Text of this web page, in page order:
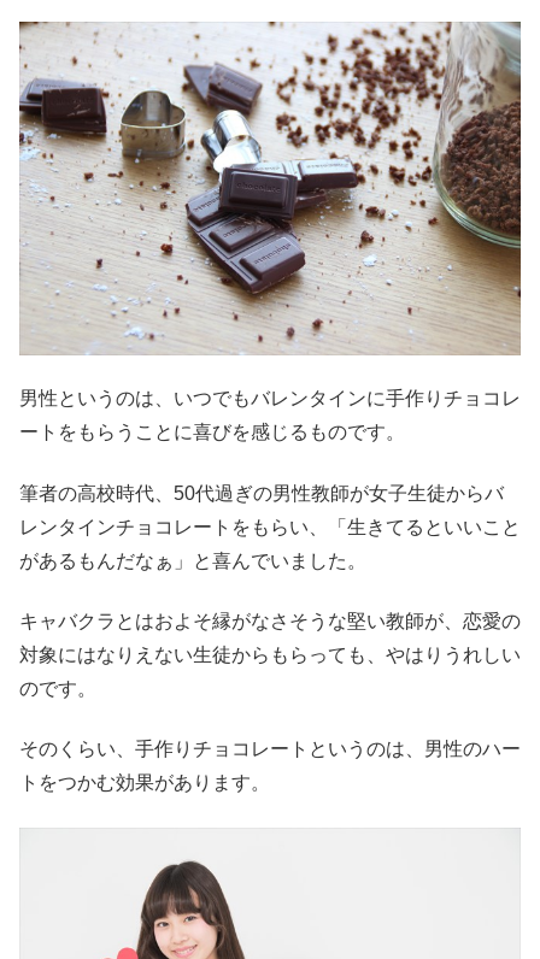
男性というのは、いつでもバレンタインに手作りチョコレ
ートをもらうことに喜びを感じるものです。
筆者の高校時代、50代過ぎの男性教師が女子生徒からバ
レンタインチョコレートをもらい、「生きてるといいこと
があるもんだなぁ」と喜んでいました。
キャバクラとはおよそ縁がなさそうな堅い教師が、恋愛の
対象にはなりえない生徒からもらっても、やはりうれしい
のです。
そのくらい、手作りチョコレートというのは、男性のハー
トをつかむ効果があります。